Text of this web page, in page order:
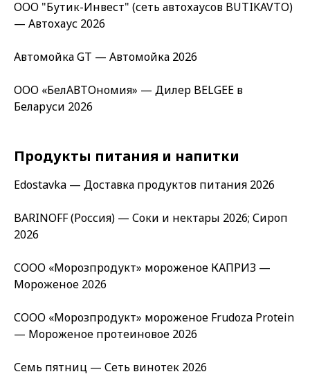
ООО "Бутик-Инвест" (сеть автохаусов BUTIKAVTO)
— Автохаус 2026
Автомойка GT — Автомойка 2026
ООО «БелАВТОномия» — Дилер BELGEE в
Беларуси 2026
Продукты питания и напитки
Edostavka — Доставка продуктов питания 2026
BARINOFF (Россия) — Соки и нектары 2026; Сироп
2026
СООО «Морозпродукт» мороженое КАПРИЗ —
Мороженое 2026
СООО «Морозпродукт» мороженое Frudoza Protein
— Мороженое протеиновое 2026
Семь пятниц — Сеть винотек 2026